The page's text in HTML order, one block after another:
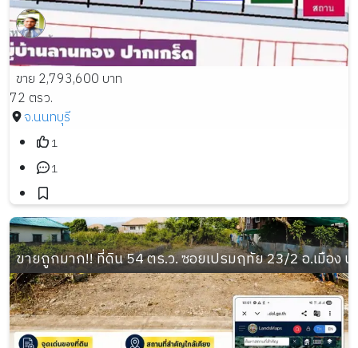
ขาย 2,793,600 บาท
72 ตรว.
จ.นนทบุรี
1
1
ขายถูกมาก!! ที่ดิน 54 ตร.ว. ซอยเปรมฤทัย 23/2 อ.เมือง